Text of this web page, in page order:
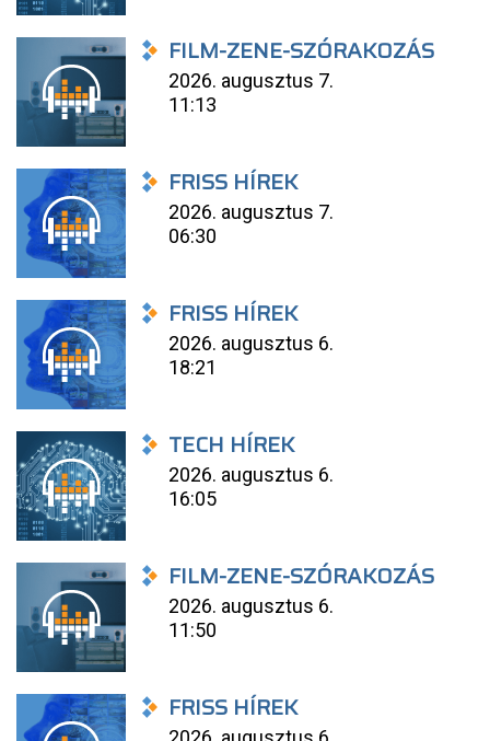
FILM-ZENE-SZÓRAKOZÁS
2026. augusztus 7.
11:13
FRISS HÍREK
2026. augusztus 7.
06:30
FRISS HÍREK
2026. augusztus 6.
18:21
TECH HÍREK
2026. augusztus 6.
16:05
FILM-ZENE-SZÓRAKOZÁS
2026. augusztus 6.
11:50
FRISS HÍREK